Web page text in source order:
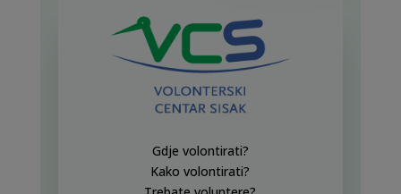
Gdje volontirati?
Kako volontirati?